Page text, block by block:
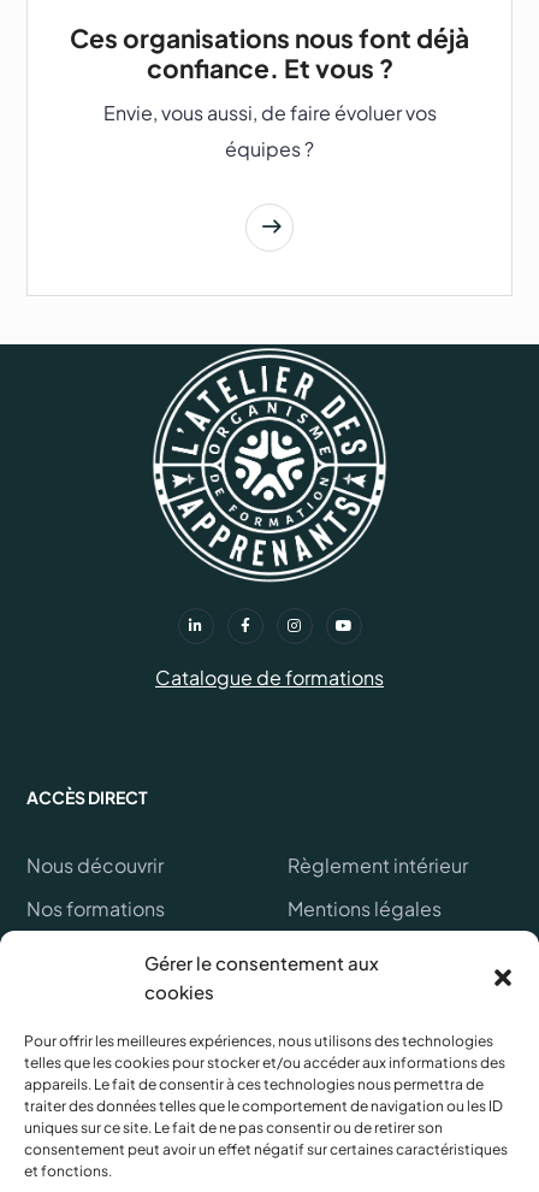
Gérer le consentement aux
cookies
Pour offrir les meilleures expériences, nous utilisons des technologies
telles que les cookies pour stocker et/ou accéder aux informations des
appareils. Le fait de consentir à ces technologies nous permettra de
traiter des données telles que le comportement de navigation ou les ID
uniques sur ce site. Le fait de ne pas consentir ou de retirer son
consentement peut avoir un effet négatif sur certaines caractéristiques
et fonctions.
Ces organisations nous font déjà
confiance. Et vous ?
Envie, vous aussi, de faire évoluer vos
équipes ?
Catalogue de formations
ACCÈS DIRECT
Nous découvrir
Nos formations
Financer ma formation
Références clients
FAQ
Lexique
Règlement intérieur
Mentions légales
Protection des données
personnelles
OUVERTURES & HORAIRES